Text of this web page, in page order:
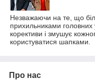
Незважаючи на те, що
прихильниками головних
корективи і змушує
користуватися шапками.
Про нас